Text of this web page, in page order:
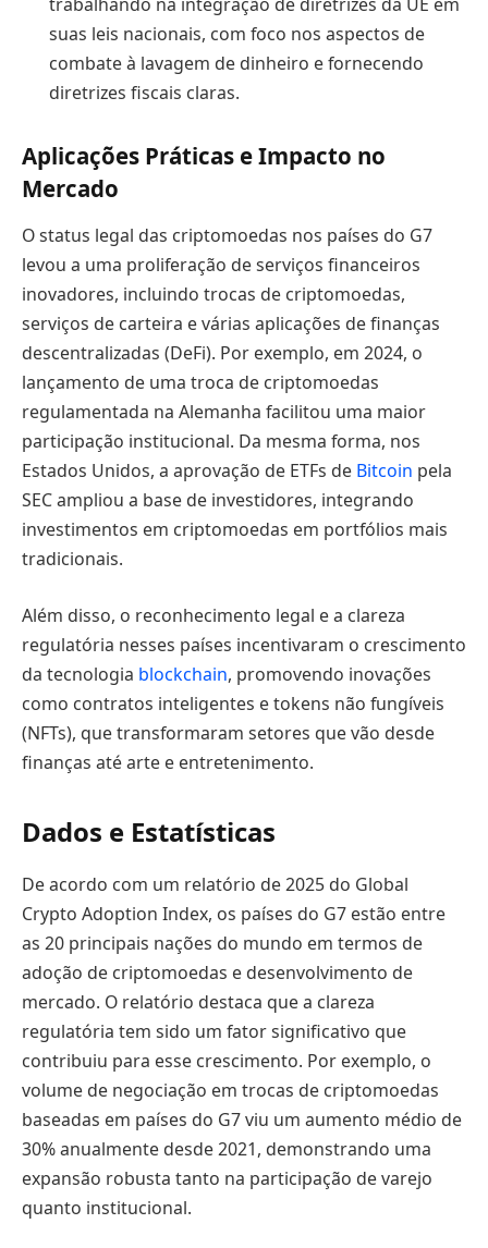
suas leis nacionais, com foco nos aspectos de
combate à lavagem de dinheiro e fornecendo
diretrizes fiscais claras.
Aplicações Práticas e Impacto no
Mercado
O status legal das criptomoedas nos países do G7
levou a uma proliferação de serviços financeiros
inovadores, incluindo trocas de criptomoedas,
serviços de carteira e várias aplicações de finanças
descentralizadas (DeFi). Por exemplo, em 2024, o
lançamento de uma troca de criptomoedas
regulamentada na Alemanha facilitou uma maior
participação institucional. Da mesma forma, nos
Estados Unidos, a aprovação de ETFs de Bitcoin pela
SEC ampliou a base de investidores, integrando
investimentos em criptomoedas em portfólios mais
tradicionais.
Além disso, o reconhecimento legal e a clareza
regulatória nesses países incentivaram o crescimento
da tecnologia blockchain, promovendo inovações
como contratos inteligentes e tokens não fungíveis
(NFTs), que transformaram setores que vão desde
finanças até arte e entretenimento.
Dados e Estatísticas
De acordo com um relatório de 2025 do Global
Crypto Adoption Index, os países do G7 estão entre
as 20 principais nações do mundo em termos de
adoção de criptomoedas e desenvolvimento de
mercado. O relatório destaca que a clareza
regulatória tem sido um fator significativo que
contribuiu para esse crescimento. Por exemplo, o
volume de negociação em trocas de criptomoedas
baseadas em países do G7 viu um aumento médio de
30% anualmente desde 2021, demonstrando uma
expansão robusta tanto na participação de varejo
quanto institucional.